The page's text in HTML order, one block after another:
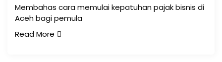
Membahas cara memulai kepatuhan pajak bisnis di
Aceh bagi pemula
Read More